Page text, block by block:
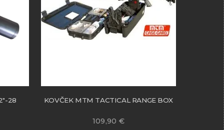
28 KOVČEK MTM TACTICAL RANGE BOX
109,90 €